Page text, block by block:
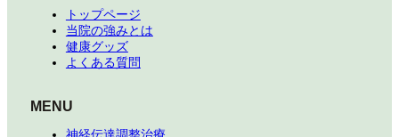
トップページ
当院の強みとは
健康グッズ
よくある質問
MENU